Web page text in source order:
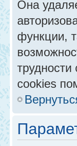
Она
функции,
cookies